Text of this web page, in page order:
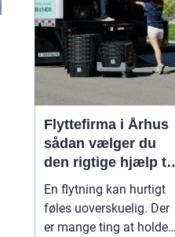
Flyttefirma i Århus
sådan vælger du
den rigtige hjælp til
flytningen
En flytning kan hurtigt
føles uoverskuelig. Der
er mange ting at holde